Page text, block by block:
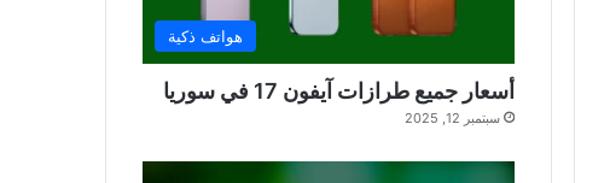
هواتف ذكية
أسعار جميع طرازات آيفون 17 في سوريا
سبتمبر 12, 2025